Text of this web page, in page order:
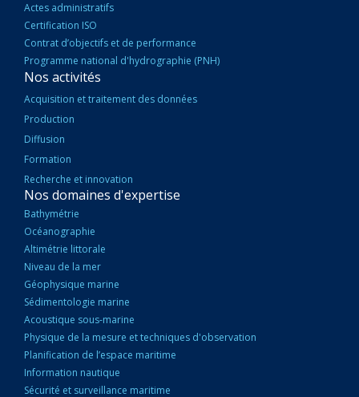
Actes administratifs
Certification ISO
Contrat d’objectifs et de performance
Programme national d'hydrographie (PNH)
Nos activités
Acquisition et traitement des données
Production
Diffusion
Formation
Recherche et innovation
Nos domaines d'expertise
Bathymétrie
Océanographie
Altimétrie littorale
Niveau de la mer
Géophysique marine
Sédimentologie marine
Acoustique sous-marine
Physique de la mesure et techniques d'observation
Planification de l’espace maritime
Information nautique
Sécurité et surveillance maritime